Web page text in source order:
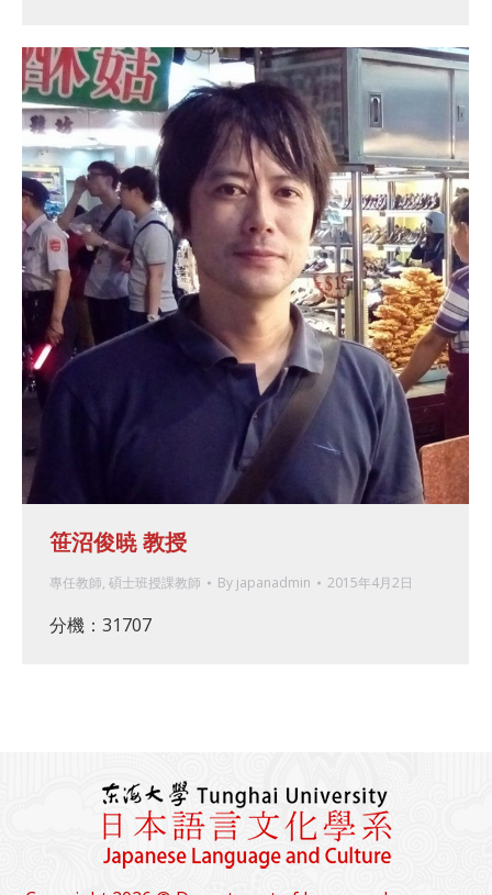
笹沼俊暁 教授
專任教師, 碩士班授課教師 By japanadmin 2015年4月2日
分機：31707